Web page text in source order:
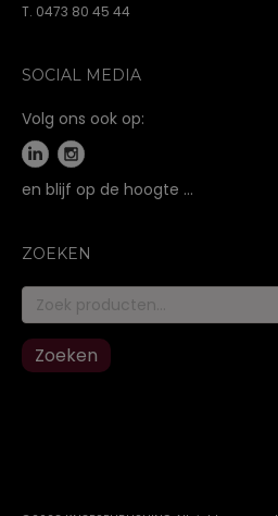
T. 0473 80 45 44
SOCIAL MEDIA
Volg ons ook op:
en blijf op de hoogte …
ZOEKEN
Zoeken
naar:
Zoeken